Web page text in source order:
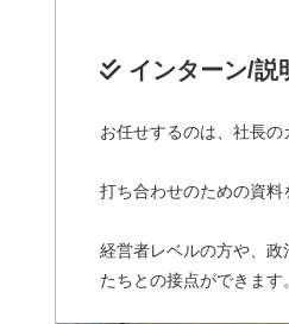
インターン/説
お任せするのは、社長の
打ち合わせのための資料
経営者レベルの方や、
たちとの接点ができます